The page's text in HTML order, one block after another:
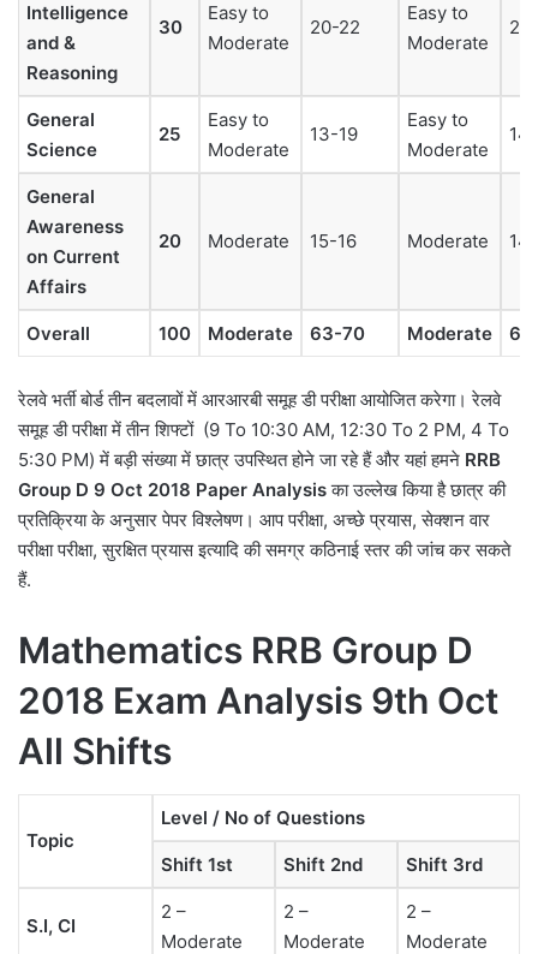
Intelligence
and &
Reasoning
30
Easy to
Moderate
20-22
Easy to
Moderate
General
Science
25
Easy to
Moderate
13-19
Easy to
Moderate
General
Awareness
on Current
Affairs
20 Moderate 15-16 Moderate
Overall 100 Moderate 63-70 Moderate
रेलवे भर्ती बोर्ड तीन बदलावों में आरआरबी समूह डी परीक्षा आयोजित करेगा। रेलवे
समूह डी परीक्षा में तीन शिफ्टों (9 To 10:30 AM, 12:30 To 2 PM, 4 To
5:30 PM) में बड़ी संख्या में छात्र उपस्थित होने जा रहे हैं और यहां हमने RRB
Group D 9 Oct 2018 Paper Analysisका उल्लेख किया है छात्र की
प्रतिक्रिया के अनुसार पेपर विश्लेषण। आप परीक्षा, अच्छे प्रयास, सेक्शन वार
परीक्षा परीक्षा, सुरक्षित प्रयास इत्यादि की समग्र कठिनाई स्तर की जांच कर सकते
हैं.
Mathematics RRB Group D
2018 Exam Analysis 9th Oct
All Shifts
Topic
Level / No of Questions
Shift 1st Shift 2nd Shift 3rd
S.I, CI
2 –
Moderate
2 –
Moderate
2 –
Moderate